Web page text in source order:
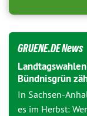
GRUENE.DE News
Bündnisgrün
In Sachsen-
es im Herbst: